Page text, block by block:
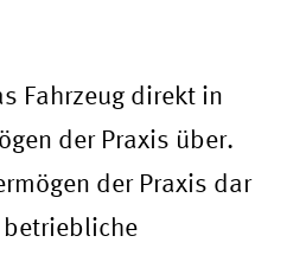
Fahrzeug direkt in
der Praxis über.
der Praxis dar